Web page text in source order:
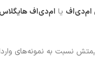
ام‌دی‌اف یا ام‌دی‌اف هایگلاس
وارداتی مناسب‌تره. این ورق‌ها